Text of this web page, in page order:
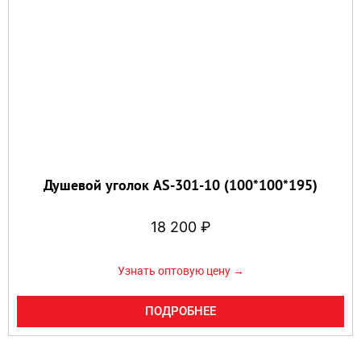
Душевой уголок AS-301-10 (100*100*195)
18 200 ₽
Узнать оптовую цену →
ПОДРОБНЕЕ